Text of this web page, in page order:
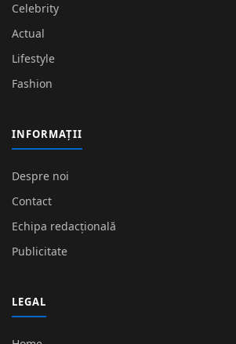
Celebrity
Actual
Lifestyle
Fashion
INFORMAȚII
Despre noi
Contact
Echipa redacțională
Publicitate
LEGAL